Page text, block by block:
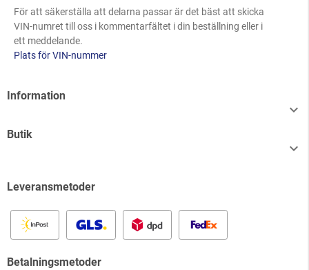
För att säkerställa att delarna passar är det bäst att skicka
VIN-numret till oss i kommentarfältet i din beställning eller i
ett meddelande.
Plats för VIN-nummer
Information

Butik

Leveransmetoder
Betalningsmetoder